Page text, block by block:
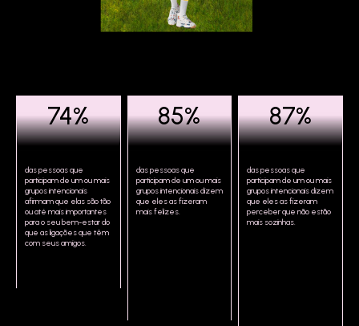
74%
das pessoas que
participam de um ou mais
grupos intencionais
afirmam que elas são tão
ou até mais importantes
para o seu bem-estar do
que as ligações que têm
com seus amigos.
85%
das pessoas que
participam de um ou mais
grupos intencionais dizem
que eles as fizeram
mais felizes.
87%
das pessoas que
participam de um ou mais
grupos intencionais dizem
que eles as fizeram
perceber que não estão
mais sozinhas.